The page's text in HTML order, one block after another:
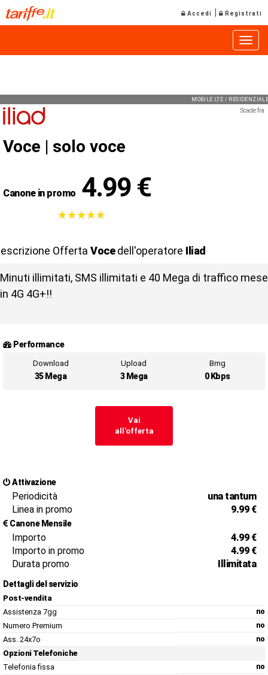
Accedi | Registrati
MOBILE LTE /
Scade fra
Voce | solo voce
Canone in promo 4.99 €
★★★★★
★★★★★
Offerta Vocedell'operatore Iliad
Minuti illimitati, SMS illimitati e 40 Mega di traffico mese
in 4G 4G+!!
Performance
Download
35 Mega
Upload
3 Mega
Bmg
0 Kbps
Vai
all'offerta
Attivazione
Periodicità
una tantum
Linea in promo
9.99 €
Canone Mensile
Importo
4.99 €
Importo in promo
4.99 €
Durata promo
Illimitata
Dettagli del servizio
Post-vendita
Assistenza 7gg
no
Numero Premium no
Ass. 24x7o no
Opzioni Telefoniche
Telefonia fissa
no